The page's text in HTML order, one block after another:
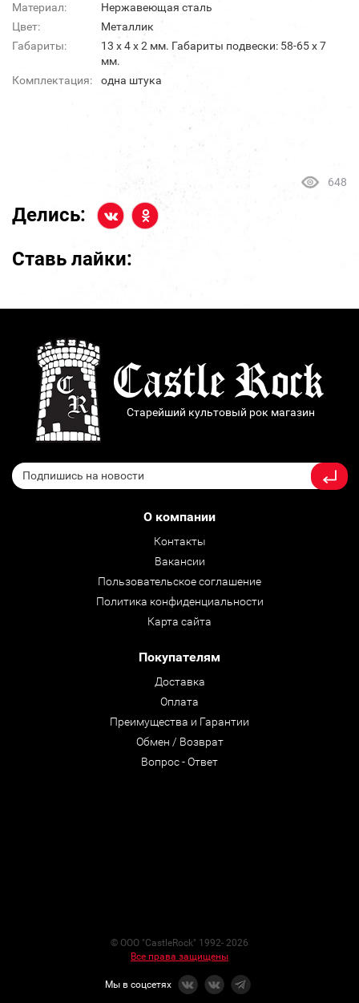
Материал:
Нержавеющая сталь
Цвет:
Металлик
Габариты:
13 х 4 х 2 мм. Габариты подвески: 58-65 х 7
мм.
Комплектация:
одна штука
648
Делись:
Ставь лайки:
Старейший культовый рок магазин
О компании
Контакты
Вакансии
Пользовательское соглашение
Политика конфиденциальности
Карта сайта
Покупателям
Доставка
Оплата
Преимущества и Гарантии
Обмен / Возврат
Вопрос - Ответ
© ООО "CastleRock" 1992- 2026
Все права защищены
Мы в соцсетях